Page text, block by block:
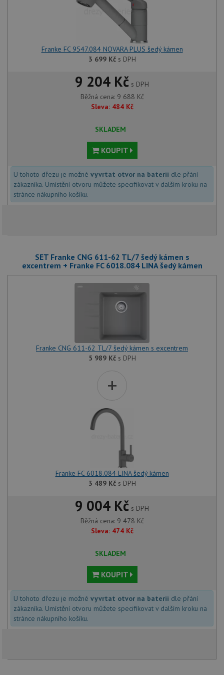
Franke FC 9547.084 NOVARA PLUS šedý kámen
3 699 Kčs DPH
9 204 Kč s DPH
Běžná cena: 9 688 Kč
Sleva: 484 Kč
SKLADEM
KOUPIT
U tohoto dřezu je možné vyvrtat otvor na baterii dle přání
zákazníka. Umístění otvoru můžete specifikovat v dalším kroku na
stránce nákupního košíku.
SET Franke CNG 611-62 TL/7 šedý kámen s
excentrem + Franke FC 6018.084 LINA šedý kámen
Franke CNG 611-62 TL/7 šedý kámen s excentrem
5 989 Kčs DPH
+
Franke FC 6018.084 LINA šedý kámen
3 489 Kčs DPH
9 004 Kč s DPH
Běžná cena: 9 478 Kč
Sleva: 474 Kč
SKLADEM
KOUPIT
U tohoto dřezu je možné vyvrtat otvor na baterii dle přání
zákazníka. Umístění otvoru můžete specifikovat v dalším kroku na
stránce nákupního košíku.